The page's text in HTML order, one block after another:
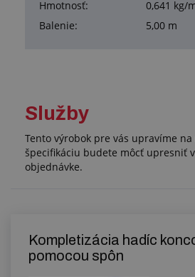
Hmotnosť:
0,641 kg/
Balenie:
5,00 m
Služby
Tento výrobok pre vás upravíme
špecifikáciu budete môcť upresniť
objednávke.
Kompletizácia hadíc
pomocou spôn